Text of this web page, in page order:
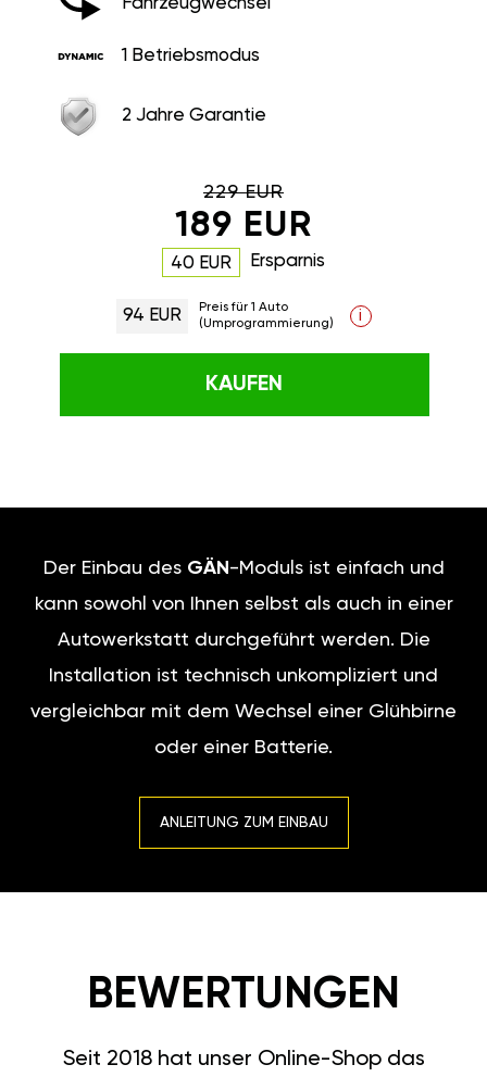
1 Betriebsmodus
2 Jahre Garantie
229 EUR
189 EUR
40 EUR Ersparnis
94 EUR
Preis für 1 Auto
(Umprogrammierung)
i
KAUFEN
Der Einbau des GÄN -Moduls ist einfach und
kann sowohl von Ihnen selbst als auch in einer
Autowerkstatt durchgeführt werden. Die
Installation ist technisch unkompliziert und
vergleichbar mit dem Wechsel einer Glühbirne
oder einer Batterie.
ANLEITUNG ZUM EINBAU
BEWERTUNGEN
Seit 2018 hat unser Online-Shop das